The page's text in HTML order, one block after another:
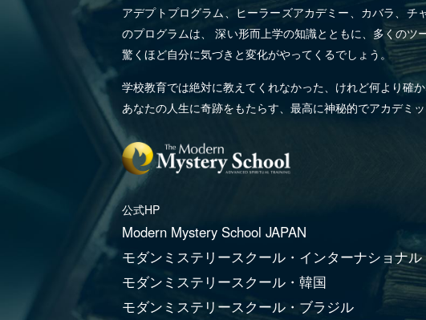
アデプトプログラム、ヒーラーズアカデミー、カバラ、
のプログラムは、 深い形而上学の知識とともに、多くの
驚くほど自分に気づきと変化がやってくるでしょう。
学校教育では絶対に教えてくれなかった、けれど何より確
あなたの人生に奇跡をもたらす、最高に神秘的でアカデミ
公式HP
Modern Mystery School JAPAN
モダンミステリースクール・インターナショナル
モダンミステリースクール・韓国
モダンミステリースクール・ブラジル